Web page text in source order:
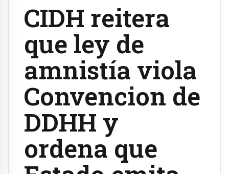
CIDH reitera
que ley de
amnistía viola
Convencion de
DDHH y
ordena que